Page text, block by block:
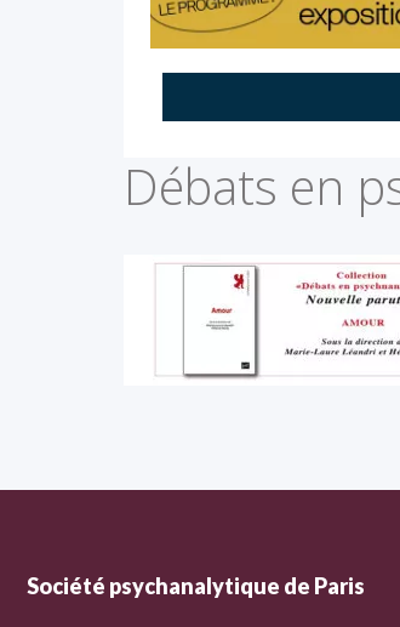
Débats en
Société psychanalytique de Paris